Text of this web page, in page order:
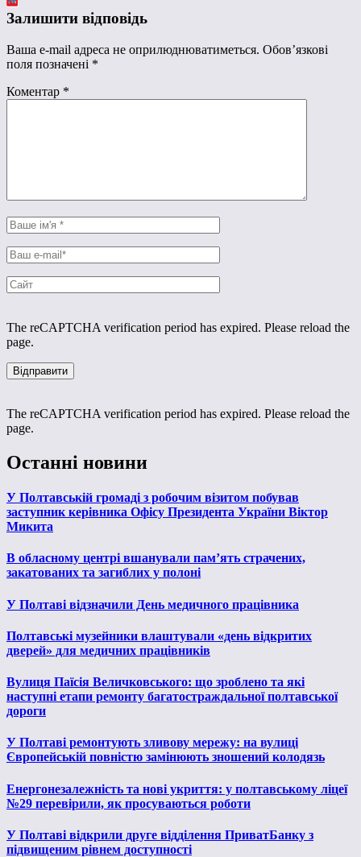
Залишити відповідь
Ваша e-mail адреса не оприлюднюватиметься. Обов’язкові
поля позначені *
Коментар *
The reCAPTCHA verification period has expired. Please reload the
page.
The reCAPTCHA verification period has expired. Please reload the
page.
Останні новини
У Полтавській громаді з робочим візитом побував
заступник керівника Офісу Президента України Віктор
Микита
В обласному центрі вшанували пам’ять страчених,
закатованих та загиблих у полоні
У Полтаві відзначили День медичного працівника
Полтавські музейники влаштували «день відкритих
дверей» для медичних працівників
Вулиця Паїсія Величковського: що зроблено та які
наступні етапи ремонту багатостраждальної полтавської
дороги
У Полтаві ремонтують зливову мережу: на вулиці
Європейській повністю замінюють зношений колодязь
Енергонезалежність та нові укриття: у полтавському ліцеї
№29 перевірили, як просуваються роботи
У Полтаві відкрили друге відділення ПриватБанку з
підвищеним рівнем доступності